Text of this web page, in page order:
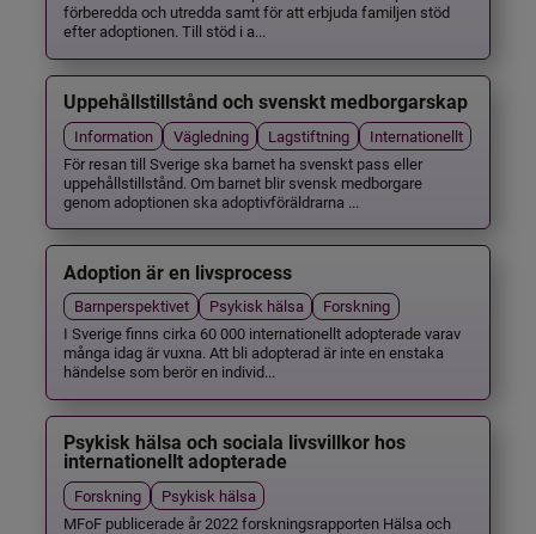
förberedda och utredda samt för att erbjuda familjen stöd
efter adoptionen. Till stöd i a...
Uppehållstillstånd och svenskt medborgarskap
Information Vägledning Lagstiftning
Internationellt
För resan till Sverige ska barnet ha svenskt pass eller
uppehållstillstånd. Om barnet blir svensk medborgare
genom adoptionen ska adoptivföräldrarna ...
Adoption är en livsprocess
Barnperspektivet Psykisk hälsa
Forskning
I Sverige finns cirka 60 000 internationellt adopterade varav
många idag är vuxna. Att bli adopterad är inte en enstaka
händelse som berör en individ...
Psykisk hälsa och sociala livsvillkor hos
internationellt adopterade
Forskning
Psykisk hälsa
MFoF publicerade år 2022 forskningsrapporten Hälsa och